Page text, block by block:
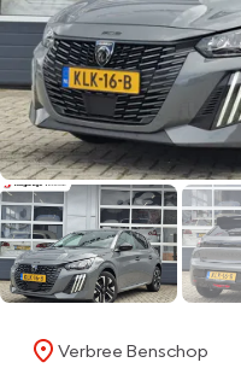
Verbree Benschop